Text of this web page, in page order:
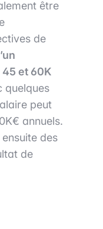
être
de
et 60K
quelques
peut
annuels.
des
de